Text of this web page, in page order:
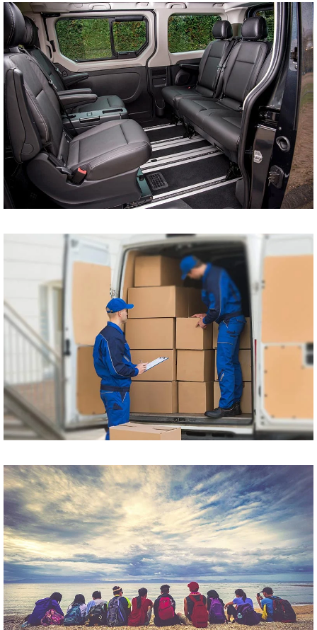
tani bus do Szczecina
Koszalina Bydgoszczy
Kołobrzegu Piły
Chojnic Tucholi
Więcborka Nakła nad
Notecią Białogardu
Gryfic Sępólna
Krajeńskiego
Człuchowa Szczecinka
Barwic Świdnicy
Trzcianki Złotowa
Czarnkowa Chodzieży
na adres tanio cena od
drzwi do drzwi
Przewóz osób
Przewóz paczek